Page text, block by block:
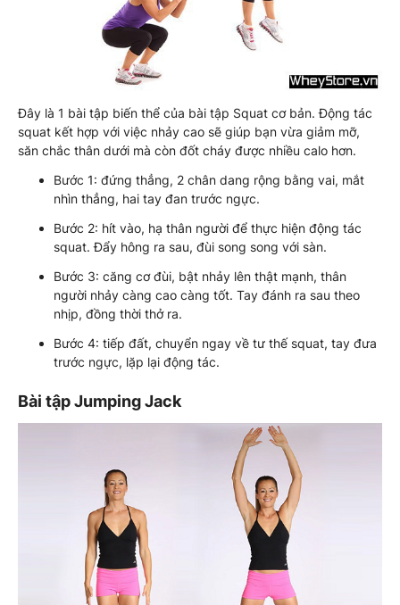
Đây là 1 bài tập biến thể của bài tập Squat cơ bản. Động tác
squat kết hợp với việc nhảy cao sẽ giúp bạn vừa giảm mỡ,
săn chắc thân dưới mà còn đốt cháy được nhiều calo hơn.
Bước 1: đứng thẳng, 2 chân dang rộng bằng vai, mắt
nhìn thẳng, hai tay đan trước ngực.
Bước 2: hít vào, hạ thân người để thực hiện động tác
squat. Đẩy hông ra sau, đùi song song với sàn.
Bước 3: căng cơ đùi, bật nhảy lên thật mạnh, thân
người nhảy càng cao càng tốt. Tay đánh ra sau theo
nhịp, đồng thời thở ra.
Bước 4: tiếp đất, chuyển ngay về tư thế squat, tay đưa
trước ngực, lặp lại động tác.
Bài tập Jumping Jack